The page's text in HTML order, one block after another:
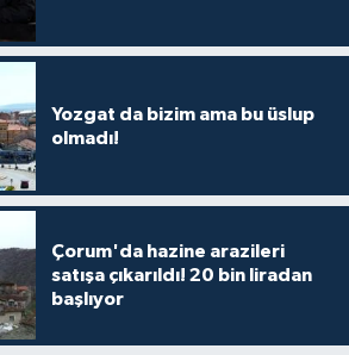
Yozgat da bizim ama bu üslup
olmadı!
Çorum'da hazine arazileri
satışa çıkarıldı! 20 bin liradan
başlıyor